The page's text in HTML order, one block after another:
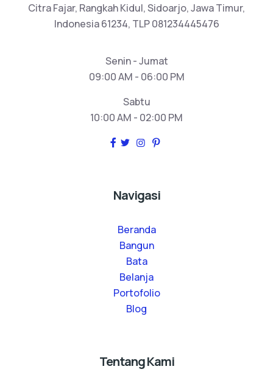
Citra Fajar, Rangkah Kidul, Sidoarjo, Jawa Timur,
Indonesia 61234, TLP 081234445476
Senin - Jumat
09:00 AM - 06:00 PM
Sabtu
10:00 AM - 02:00 PM
Navigasi
Beranda
Bangun
Bata
Belanja
Portofolio
Blog
Tentang Kami